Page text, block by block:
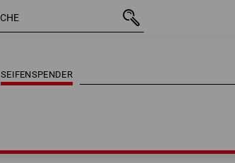
SEIFENSPENDER